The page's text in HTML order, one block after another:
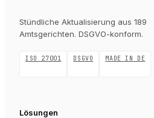
Stündliche Aktualisierung aus 189
Amtsgerichten. DSGVO-konform.
ISO 27001 DSGVO MADE IN DE
Lösungen